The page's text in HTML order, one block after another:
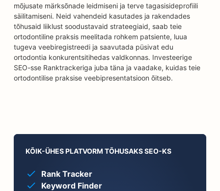
mõjusate märksõnade leidmiseni ja terve tagasisideprofiili
säilitamiseni. Neid vahendeid kasutades ja rakendades
tõhusaid liiklust soodustavaid strateegiaid, saab teie
ortodontiline praksis meelitada rohkem patsiente, luua
tugeva veebiregistreedi ja saavutada püsivat edu
ortodontia konkurentsitihedas valdkonnas. Investeerige
SEO-sse Ranktrackeriga juba täna ja vaadake, kuidas teie
ortodontilise praksise veebipresentatsioon õitseb.
KÕIK-ÜHES PLATVORM TÕHUSAKS SEO-KS
Rank Tracker
Keyword Finder